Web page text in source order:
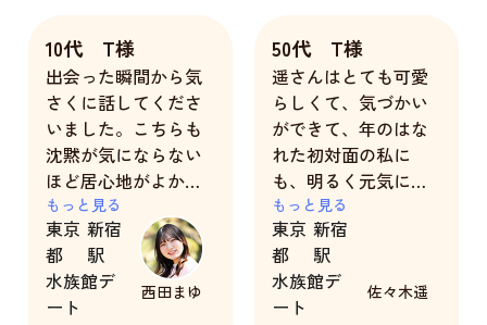
10代 T様
出会った瞬間から気
さくに話してくださ
いました。こちらも
沈黙が気にならない
ほど居心地がよかっ
たです。
もっと見る
東京
都
新宿
駅
水族館デ
ート
西田まゆ
50代 T様
遥さんはとても可愛
らしくて、気づかい
ができて、年のはな
れた初対面の私に
も、明るく元気に自
然体で接してくれる
とても優しい方でし
た。
デート中もお互いに
もっと見る
東京
都
新宿
駅
水族館デ
ート
佐々木遥